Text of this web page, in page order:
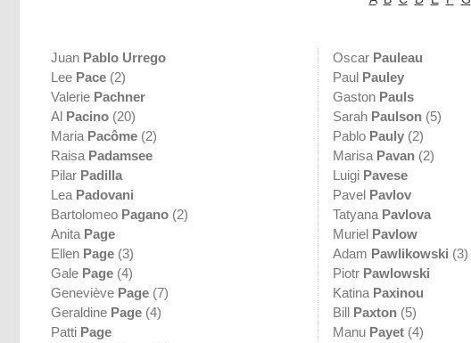
Juan Pablo Urrego
Lee Pace (2)
Valerie Pachner
Al Pacino (20)
Maria Pacôme (2)
Raisa Padamsee
Pilar Padilla
Lea Padovani
Bartolomeo Pagano (2)
Anita Page
Ellen Page (3)
Gale Page (4)
Geneviève Page (7)
Geraldine Page (4)
Patti Page
Oscar Pauleau
Paul Pauley
Gaston Pauls
Sarah Paulson (5)
Pablo Pauly (2)
Marisa Pavan (2)
Luigi Pavese
Pavel Pavlov
Tatyana Pavlova
Muriel Pavlow
Adam Pawlikowski (3)
Piotr Pawlowski
Katina Paxinou
Bill Paxton (5)
Manu Payet (4)